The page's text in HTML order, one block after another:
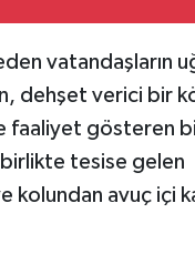
vatandaşların
dehşet verici bir
faaliyet gösteren
birlikte tesise gelen
kolundan avuç içi